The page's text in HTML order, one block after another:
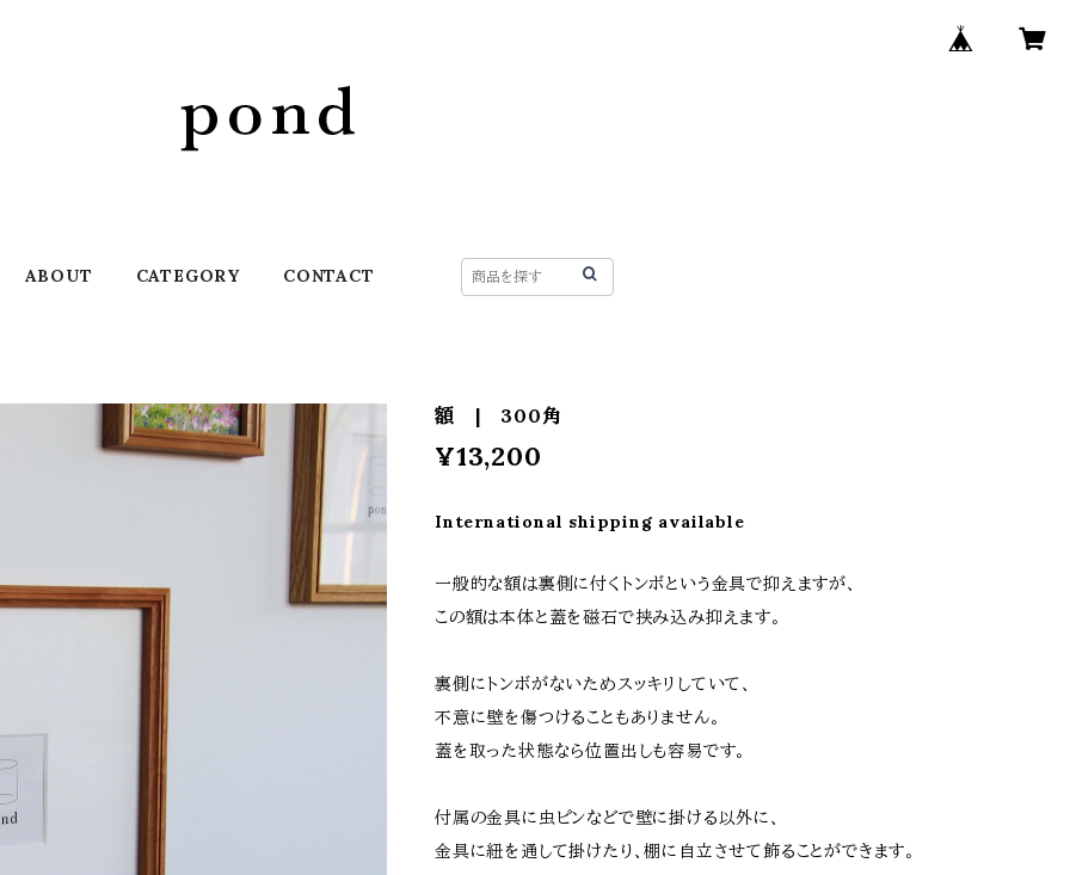
ABOUT CATEGORY CONTACT
額 | 300角
¥13,200
International shipping available
一般的な額は裏側に付くトンボという金具で抑えますが、
この額は本体と蓋を磁石で挟み込み抑えます。
裏側にトンボがないためスッキリしていて、
不意に壁を傷つけることもありません。
蓋を取った状態なら位置出しも容易です。
付属の金具に虫ピンなどで壁に掛ける以外に、
金具に紐を通して掛けたり、棚に自立させて飾ることができます。